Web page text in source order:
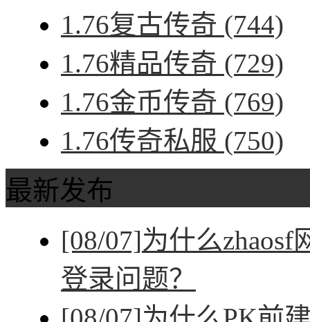
1.76复古传奇 (744)
1.76精品传奇 (729)
1.76金币传奇 (769)
1.76传奇私服 (750)
最新发布
[08/07]为什么
登录问题？